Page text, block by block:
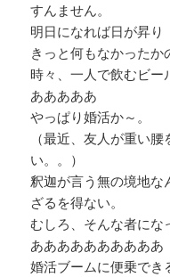
すんません。
明日になれば日が昇り
きっと何もなかったか
時々、一人で飲むビー
あああああ
やっぱり婚活か～。
（最近、友人が重い
い。。）
釈迦が言う無の境地な
ざるを得ない。
むしろ、そんな者にな
ああああああああああ
婚活ブームに便乗でき